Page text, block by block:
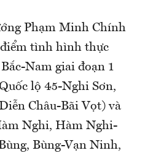
Phạm Minh Chính
tình hình thực
Nam giai đoạn 1
lộ 45-Nghi Sơn,
Châu-Bãi Vọt) và
Nghi, Hàm Nghi-
Bùng-Vạn Ninh,